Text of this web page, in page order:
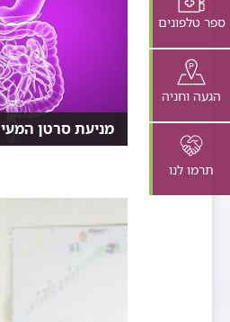
ספר טלפונים
הגעה וחניה
תרמו לנו
מניעת סרטן
אבחון מוקדם,